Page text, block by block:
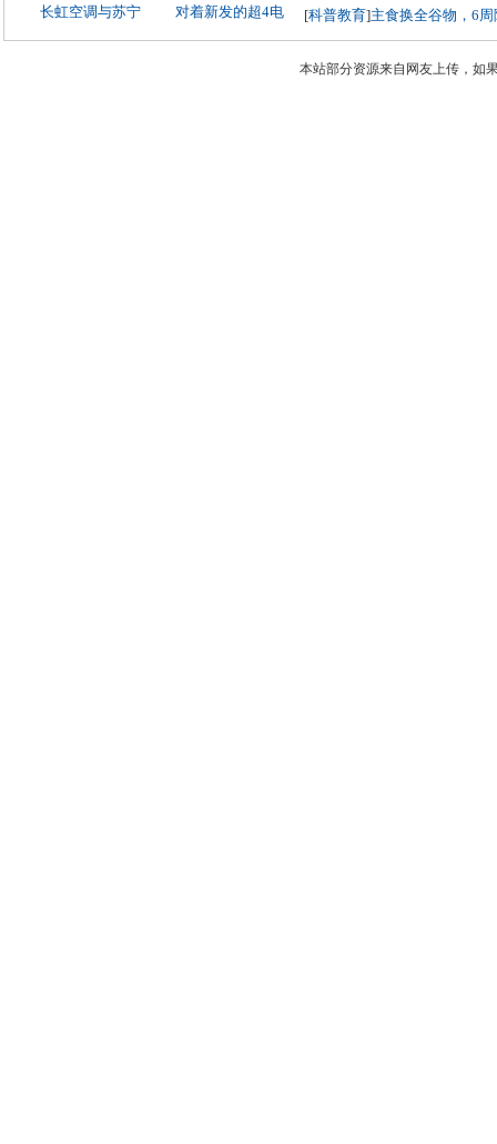
长虹空调与苏宁 对着新发的超4电 [科普教育]主食换全谷物，6
本站部分资源来自网友上传，如